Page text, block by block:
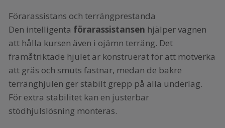
Förarassistans och terrängprestanda
Den intelligenta förarassistansen hjälper vagnen
att hålla kursen även i ojämn terräng. Det
framåtriktade hjulet är konstruerat för att motverka
att gräs och smuts fastnar, medan de bakre
terränghjulen ger stabilt grepp på alla underlag.
För extra stabilitet kan en justerbar
stödhjulslösning monteras.